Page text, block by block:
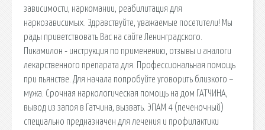
зависимости, наркомании, реабилитация для
наркозависимых. Здравствуйте, уважаемые посетители! Мы
рады приветствовать Вас на сайте Ленинградского.
Пикамилон - инструкция по применению, отзывы и аналоги
лекарственного препарата для. Профессиональная помощь
при пьянстве. Для начала попробуйте уговорить близкого –
мужа. Срочная наркологическая помощь на дом ГАТЧИНА,
вывод из запоя в Гатчина, вызвать. ЭПАМ 4 (печеночный)
специально предназначен для лечения и профилактики